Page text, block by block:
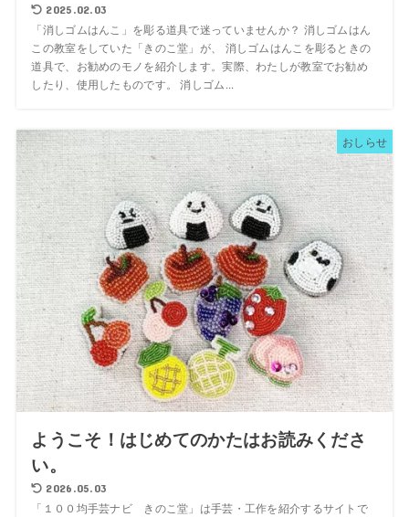
2025.02.03
「消しゴムはんこ」を彫る道具で迷っていませんか？ 消しゴムはん
この教室をしていた「きのこ堂」が、 消しゴムはんこを彫るときの
道具で、お勧めのモノを紹介します。実際、わたしが教室でお勧め
したり、使用したものです。 消しゴム...
おしらせ
ようこそ！はじめてのかたはお読みくださ
い。
2026.05.03
「１００均手芸ナビ きのこ堂」は手芸・工作を紹介するサイトで